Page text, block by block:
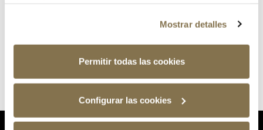
Mostrar detalles
Permitir todas las cookies
Configurar las cookies